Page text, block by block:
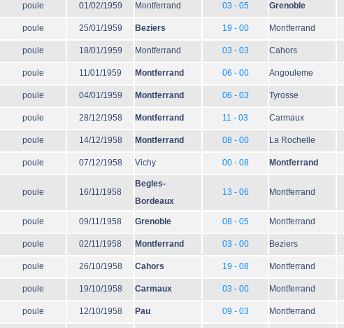
poule 01/02/1959 Montferrand 03 - 05 Grenoble
poule 25/01/1959 Beziers 19 - 00 Montferrand
poule 18/01/1959 Montferrand 03 - 03 Cahors
poule 11/01/1959 Montferrand 06 - 00 Angouleme
poule 04/01/1959 Montferrand 06 - 03 Tyrosse
poule 28/12/1958 Montferrand 11 - 03 Carmaux
poule 14/12/1958 Montferrand 08 - 00 La Rochelle
poule 07/12/1958 Vichy 00 - 08 Montferrand
poule 16/11/1958
Begles-
Bordeaux
13 - 06 Montferrand
poule 09/11/1958 Grenoble 08 - 05 Montferrand
poule 02/11/1958 Montferrand 03 - 00 Beziers
poule 26/10/1958 Cahors 19 - 08 Montferrand
poule 19/10/1958 Carmaux 03 - 00 Montferrand
poule 12/10/1958 Pau 09 - 03 Montferrand